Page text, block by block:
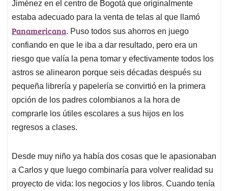
Jiménez en el centro de Bogotá que originalmente
estaba adecuado para la venta de telas al que llamó
Panamericana. Puso todos sus ahorros en juego
confiando en que le iba a dar resultado, pero era un
riesgo que valía la pena tomar y efectivamente todos los
astros se alinearon porque seis décadas después su
pequeña librería y papelería se convirtió en la primera
opción de los padres colombianos a la hora de
comprarle los útiles escolares a sus hijos en los
regresos a clases.
Desde muy niño ya había dos cosas que le apasionaban
a Carlos y que luego combinaría para volver realidad su
proyecto de vida: los negocios y los libros. Cuando tenía